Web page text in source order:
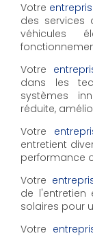
Votre
des services
véhicules
Votre
dans les
systèmes
réduite,
Votre
entretient
performance
Votre
de
solaires pour
Votre